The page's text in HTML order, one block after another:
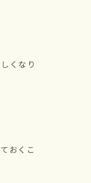
くなり
おくこ